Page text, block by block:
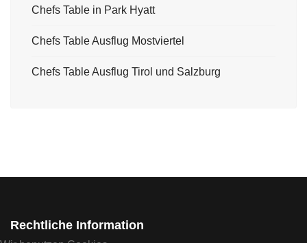
Chefs Table in Park Hyatt
Chefs Table Ausflug Mostviertel
Chefs Table Ausflug Tirol und Salzburg
Rechtliche Information